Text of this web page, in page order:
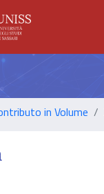
in Volume